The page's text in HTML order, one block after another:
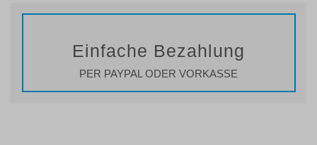
Einfache Bezahlung
PER PAYPAL ODER VORKASSE